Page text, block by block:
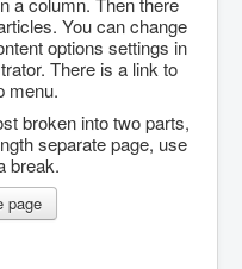
You can change
options settings in
There is a link to
menu.
broken into two parts,
separate page, use
break.
page